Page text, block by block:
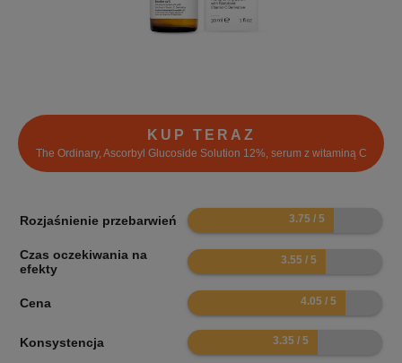
KUP TERAZ
The Ordinary, Ascorbyl Glucoside Solution 12%, serum z witaminą C
Rozjaśnienie przebarwień 7.5
Czas oczekiwania na
efekty
7.1
Cena 8.1
Konsystencja 6.7